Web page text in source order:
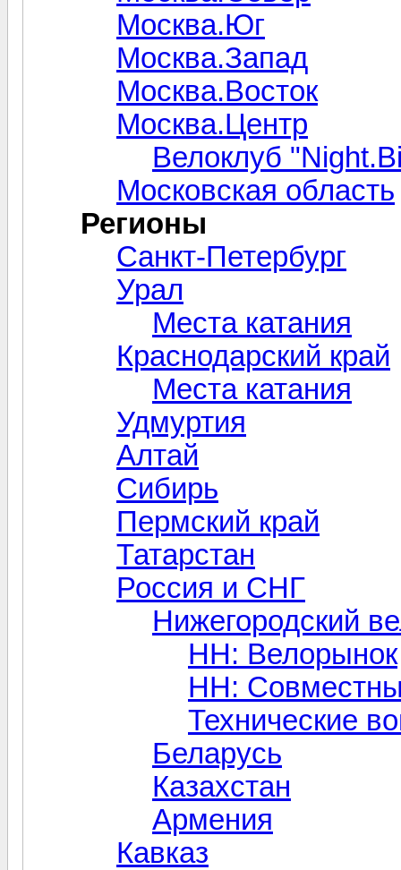
Москва.Юг
Москва.Запад
Москва.Восток
Москва.Центр
Велоклуб
Московская область
Регионы
Санкт-Петербург
Урал
Места катания
Краснодарский край
Места катания
Удмуртия
Алтай
Сибирь
Пермский край
Татарстан
Россия и СНГ
Нижегородский
НН: Велорынок
НН:
Технические
Беларусь
Казахстан
Армения
Кавказ